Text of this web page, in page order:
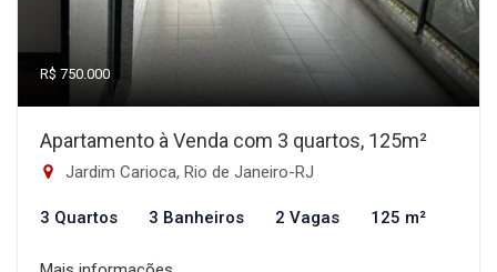
R$ 750.000
Apartamento à Venda com 3 quartos, 125m²
Jardim Carioca, Rio de Janeiro-RJ
3 Quartos 3 Banheiros 2 Vagas 125 m²